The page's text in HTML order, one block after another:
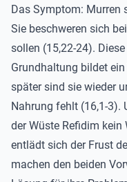
Das Symptom: Murren
Sie beschweren sich
sollen (15,22-24).
Grundhaltung bildet
später sind sie wieder
Nahrung fehlt (16,1-3).
der Wüste Refidim kein
entlädt sich der Frust
machen den beiden